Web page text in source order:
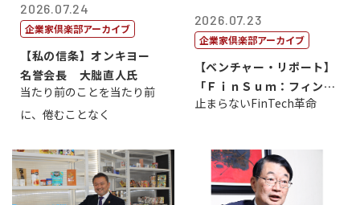
2026.07.24
企業家倶楽部アーカイブ
【私の信条】オンキヨー
名誉会長 大朏直人氏
当たり前のことを当たり前
に、倦むことなく
2026.07.23
企業家倶楽部アーカイブ
【ベンチャー・リポート】
「ＦｉｎＳｕｍ：フィンテ
ック・サミッ...
止まらないFinTech革命